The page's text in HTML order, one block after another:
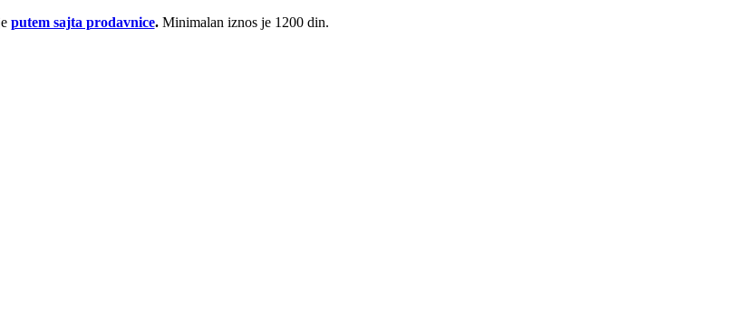
putem sajta prodavnice. Minimalan iznos je 1200 din.